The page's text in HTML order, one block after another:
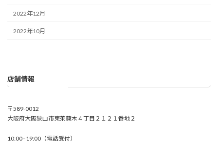
2022年12月
2022年10月
店舗情報
〒589-0012
大阪府大阪狭山市東茱萸木４丁目２１２１番地２
10:00–19:00（電話受付）